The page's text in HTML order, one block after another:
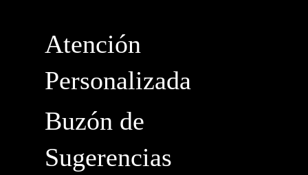
Atención
Personalizada
Buzón de
Sugerencias